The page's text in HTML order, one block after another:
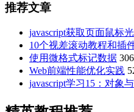
推荐文章
javascript获取页面鼠标
10个视差滚动教程和插
使用微格式标记数据
Web前端性能优化实践
javascript学习15：对象